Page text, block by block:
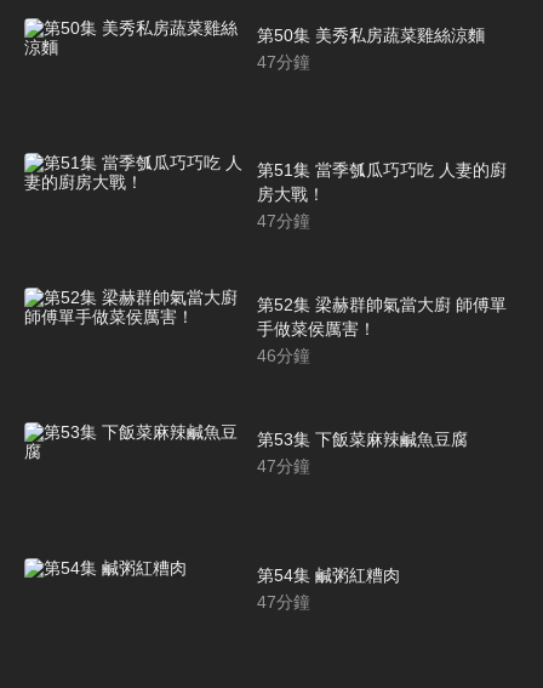
第50集 美秀私房蔬菜雞絲涼麵
47分鐘
第51集 當季瓠瓜巧巧吃 人妻的廚
房大戰！
47分鐘
第52集 梁赫群帥氣當大廚 師傅單
手做菜侯厲害！
46分鐘
第53集 下飯菜麻辣鹹魚豆腐
47分鐘
第54集 鹹粥紅糟肉
47分鐘